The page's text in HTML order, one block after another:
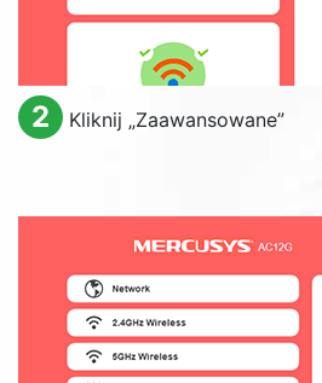
2 Kliknij „Zaawansowane”